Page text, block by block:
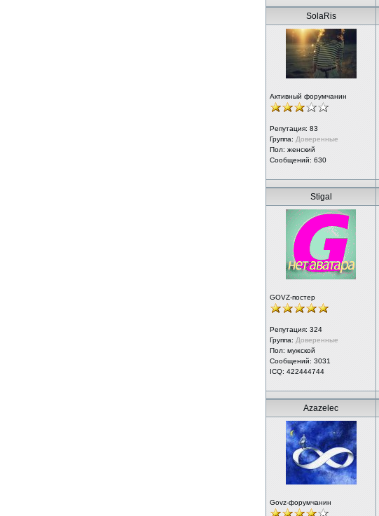
SolaRis
Активный форумчанин
Репутация: 83
Группа: Доверенные
Пол: женский
Сообщений: 630
Stigal
GOVZ-постер
Репутация: 324
Группа: Доверенные
Пол: мужской
Сообщений: 3031
ICQ: 422444744
Azazelec
Govz-форумчанин